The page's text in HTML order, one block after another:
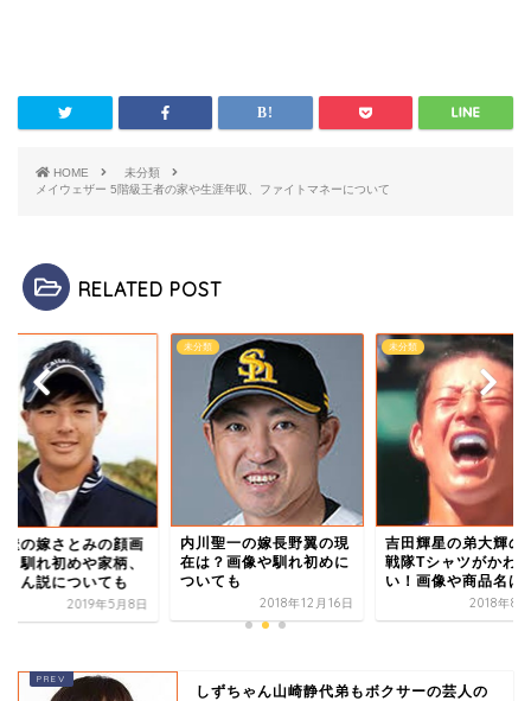
HOME
未分類
メイウェザー 5階級王者の家や生涯年収、ファイトマネーについて
RELATED POST
遼の嫁さとみの顔画
？馴れ初めや家柄、
まん説についても
2019年5月8日
未分類
内川聖一の嫁長野翼の現
在は？画像や馴れ初めに
ついても
2018年12月16日
未分類
吉田輝星の弟大輝の
戦隊Tシャツがかわ
い！画像や商品名は
2018年8
しずちゃん山崎静代弟もボクサーの芸人の